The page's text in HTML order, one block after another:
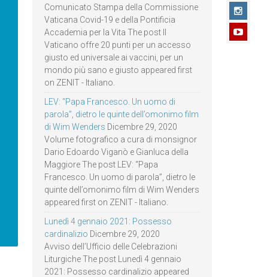
Comunicato Stampa della Commissione
Vaticana Covid-19 e della Pontificia
Accademia per la Vita The post Il
Vaticano offre 20 punti per un accesso
giusto ed universale ai vaccini, per un
mondo più sano e giusto appeared first
on ZENIT - Italiano.
LEV: “Papa Francesco. Un uomo di
parola”, dietro le quinte dell’omonimo film
di Wim Wenders Dicembre 29, 2020
Volume fotografico a cura di monsignor
Dario Edoardo Viganò e Gianluca della
Maggiore The post LEV: “Papa
Francesco. Un uomo di parola”, dietro le
quinte dell’omonimo film di Wim Wenders
appeared first on ZENIT - Italiano.
Lunedì 4 gennaio 2021: Possesso
cardinalizio Dicembre 29, 2020
Avviso dell’Ufficio delle Celebrazioni
Liturgiche The post Lunedì 4 gennaio
2021: Possesso cardinalizio appeared